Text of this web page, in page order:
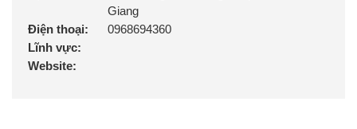
Giang
Điện thoại:
0968694360
Lĩnh vực:
Website: